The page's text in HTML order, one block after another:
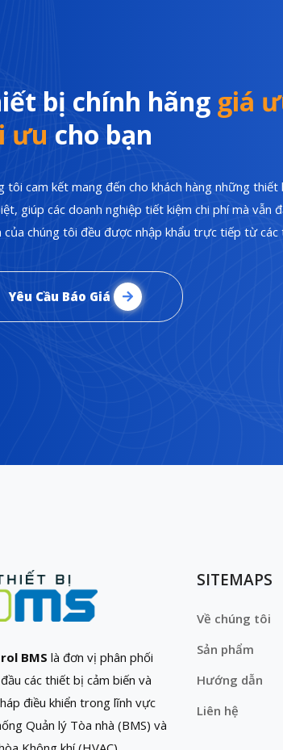
bị chính hãng giá
ưu cho bạn
tôi cam kết mang đến cho khách hàng những
giúp các doanh nghiệp tiết kiệm chi phí mà vẫn
của chúng tôi đều được nhập khẩu trực tiếp từ
Yêu Cầu Báo Giá
BMS là đơn vị phân phối
các thiết bị cảm biến và
điều khiển trong lĩnh vực
Quản lý Tòa nhà (BMS) và
SITEMAPS
Về chúng tôi
Sản phẩm
Hướng dẫn
Liên hệ